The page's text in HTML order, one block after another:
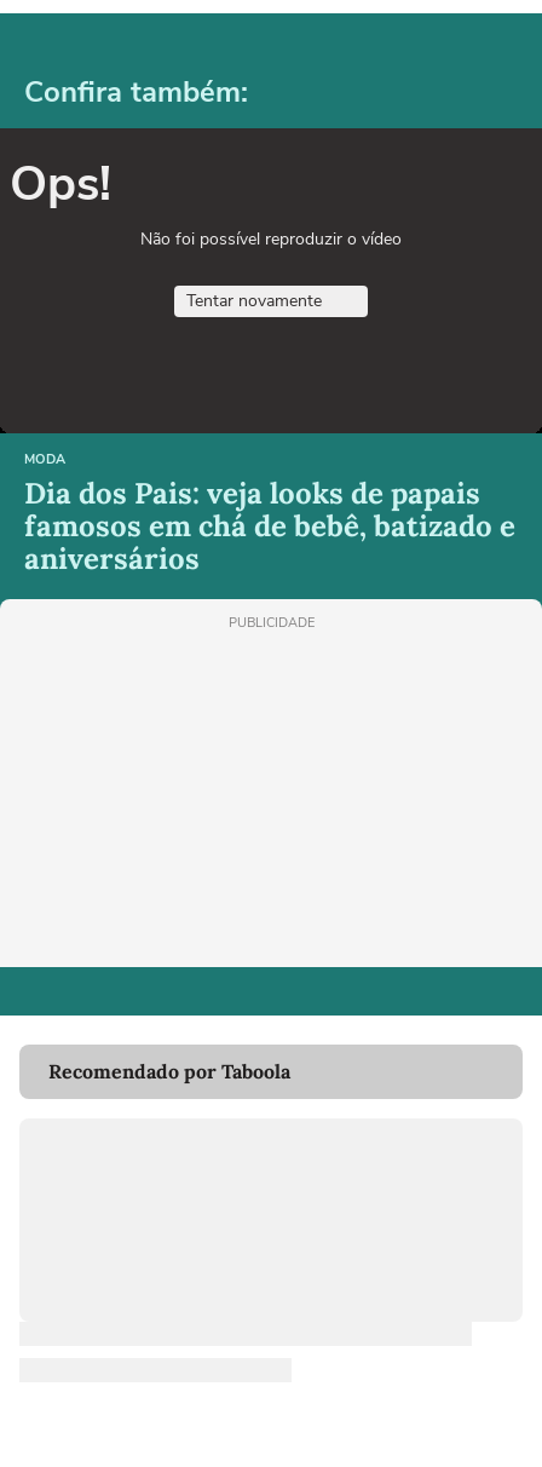
Confira também:
Ops!
Não foi possível reproduzir o vídeo
Tentar novamente
MODA
Dia dos Pais: veja looks de papais
famosos em chá de bebê, batizado e
aniversários
PUBLICIDADE
Recomendado por Taboola